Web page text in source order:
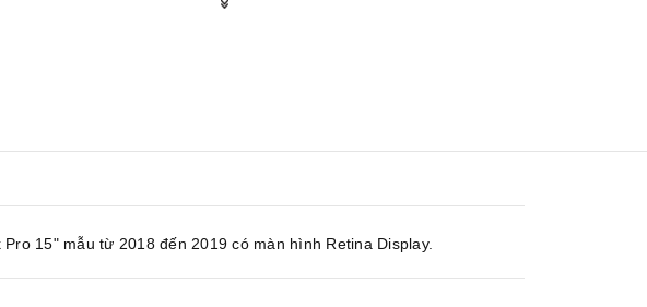
15" mẫu từ 2018 đến 2019 có màn hình Retina Display.